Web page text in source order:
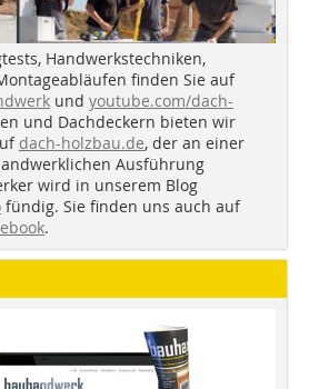
Handwerkstechniken,
finden Sie auf
und youtube.com/dach-
und Dachdeckern bieten wir
dach-holzbau.de, der an einer
Ausführung
wird in unserem Blog
fündig. Sie finden uns auch auf
.